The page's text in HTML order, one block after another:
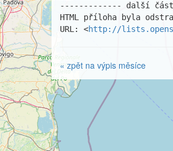
------------- další
HTML příloha byla
URL: <http://
« zpět na výpis měsíce